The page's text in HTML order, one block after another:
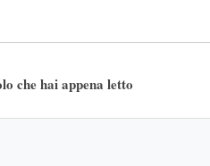
che hai appena letto